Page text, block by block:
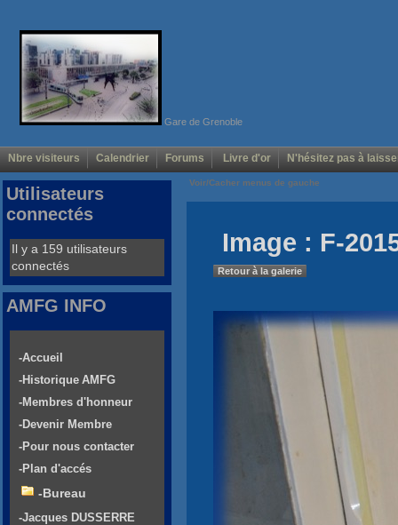
Gare de Grenoble
Nbre visiteurs Calendrier Forums Livre d'or N'hésitez pas à
Voir/Cacher menus de gauche
Image : F-
Retour à la galerie
Utilisateurs
connectés
Il y a 159 utilisateurs
connectés
AMFG INFO
-Accueil
-Historique AMFG
-Membres d'honneur
-Devenir Membre
-Pour nous contacter
-Plan d'accés
-Bureau
-Jacques DUSSERRE